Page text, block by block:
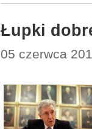
Łupki
05 czerwca